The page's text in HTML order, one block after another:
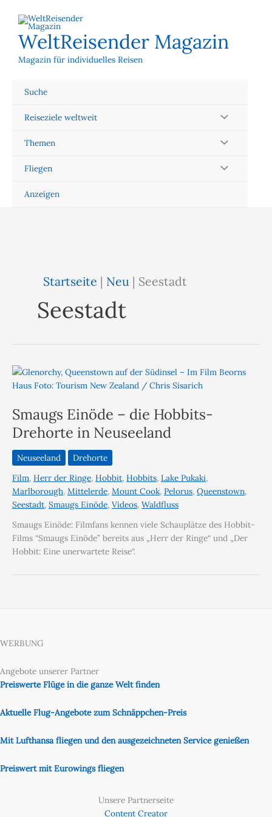
Inhalt
springenWeltReisender Magazin
Magazin für individuelles Reisen
Suche
Reiseziele weltweit
Themen
Fliegen
Anzeigen
Startseite | Neu | Seestadt
Seestadt
Smaugs Einöde – die Hobbits-
Drehorte in Neuseeland
Neuseeland
Drehorte
Film, Herr der Ringe, Hobbit, Hobbits, Lake Pukaki,
Marlborough, Mittelerde, Mount Cook, Pelorus, Queenstown,
Seestadt, Smaugs Einöde, Videos, Waldfluss
Smaugs Einöde: Filmfans kennen viele Schauplätze des Hobbit-
Films “Smaugs Einöde” bereits aus „Herr der Ringe“ und „Der
Hobbit: Eine unerwartete Reise“.
WERBUNG
Angebote unserer Partner
Preiswerte Flüge in die ganze Welt finden
Aktuelle Flug-Angebote zum Schnäppchen-Preis
Mit Lufthansa fliegen und den ausgezeichneten Service genießen
Preiswert mit Eurowings fliegen
Unsere Partnerseite
Content Creator